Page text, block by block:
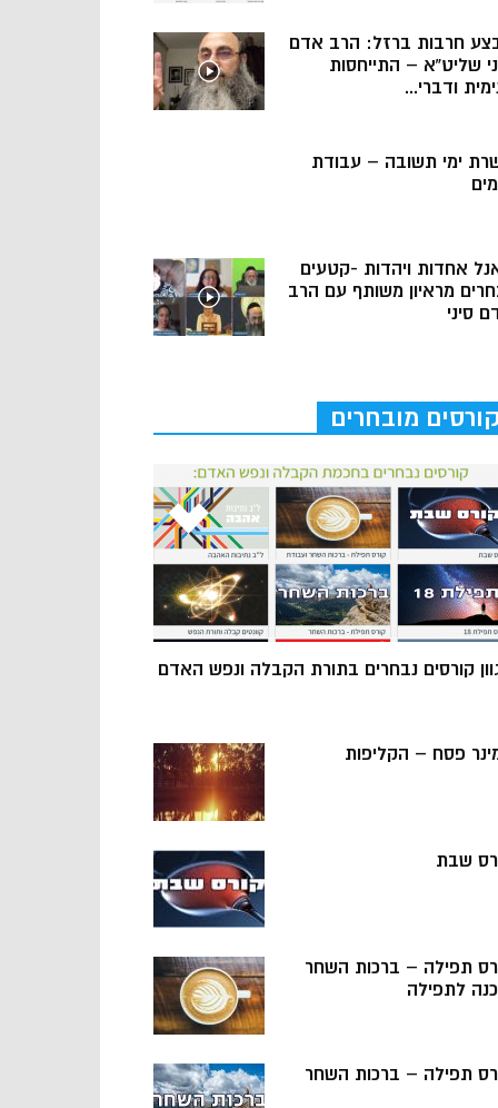
חרבות ברזל: הרב אדם
שליט”א – התייחסות
ודברי...
ימי תשובה – עבודת
אחדות ויהדות -קטעים
מראיון משותף עם הרב
סיני
קורסים מובחרים
קורסים נבחרים בתורת הקבלה ונפש האדם
פסח – הקליפות
שבת
תפילה – ברכות השחר
לתפילה
תפילה – ברכות השחר